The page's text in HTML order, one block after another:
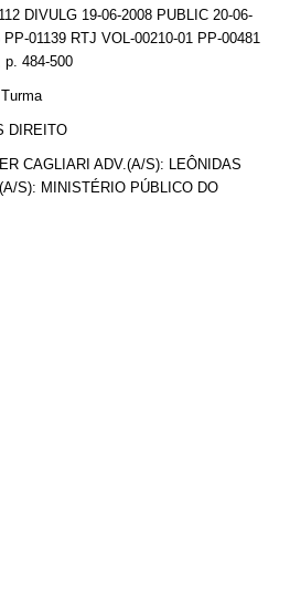
DIVULG 19-06-2008 PUBLIC 20-06-
01139 RTJ VOL-00210-01 PP-00481
p. 484-500
DIREITO
CAGLIARI ADV.(A/S): LEÔNIDAS
S): MINISTÉRIO PÚBLICO DO